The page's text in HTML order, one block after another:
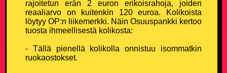
Kuuntele valmiiksi luettuja vitsejä
Pelaa Vitsien Vitsit -peliä ja voita
rajoitetun erän 2 euron erikoisrahoja, joiden
reaaliarvo on kuitenkin 120 euroa. Kolikoista
löytyy OP:n liikemerkki. Näin Osuuspankki kertoo
tuosta ihmeellisestä kolikosta:
- Tällä pienellä kolikolla onnistuu isommatkin
ruokaostokset.